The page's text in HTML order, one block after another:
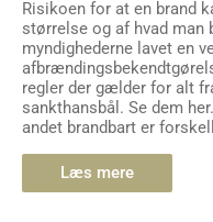
Risikoen for at en brand
størrelse og af hvad man
myndighederne lavet en
regler der gælder for alt
sankthansbål. Se dem
andet brandbart er
Læs mere